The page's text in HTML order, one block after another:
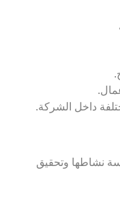
داخل الشركة.
وتحقيق